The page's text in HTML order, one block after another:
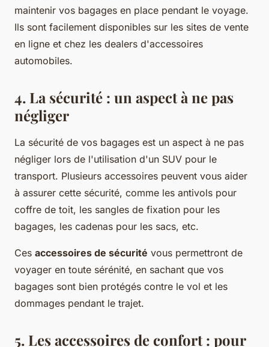
maintenir vos bagages en place pendant le voyage.
Ils sont facilement disponibles sur les sites de vente
en ligne et chez les dealers d'accessoires
automobiles.
4. La sécurité : un aspect à ne pas
négliger
La sécurité de vos bagages est un aspect à ne pas
négliger lors de l'utilisation d'un SUV pour le
transport. Plusieurs accessoires peuvent vous aider
à assurer cette sécurité, comme les antivols pour
coffre de toit, les sangles de fixation pour les
bagages, les cadenas pour les sacs, etc.
Ces accessoires de sécurité vous permettront de
voyager en toute sérénité, en sachant que vos
bagages sont bien protégés contre le vol et les
dommages pendant le trajet.
5. Les accessoires de confort : pour